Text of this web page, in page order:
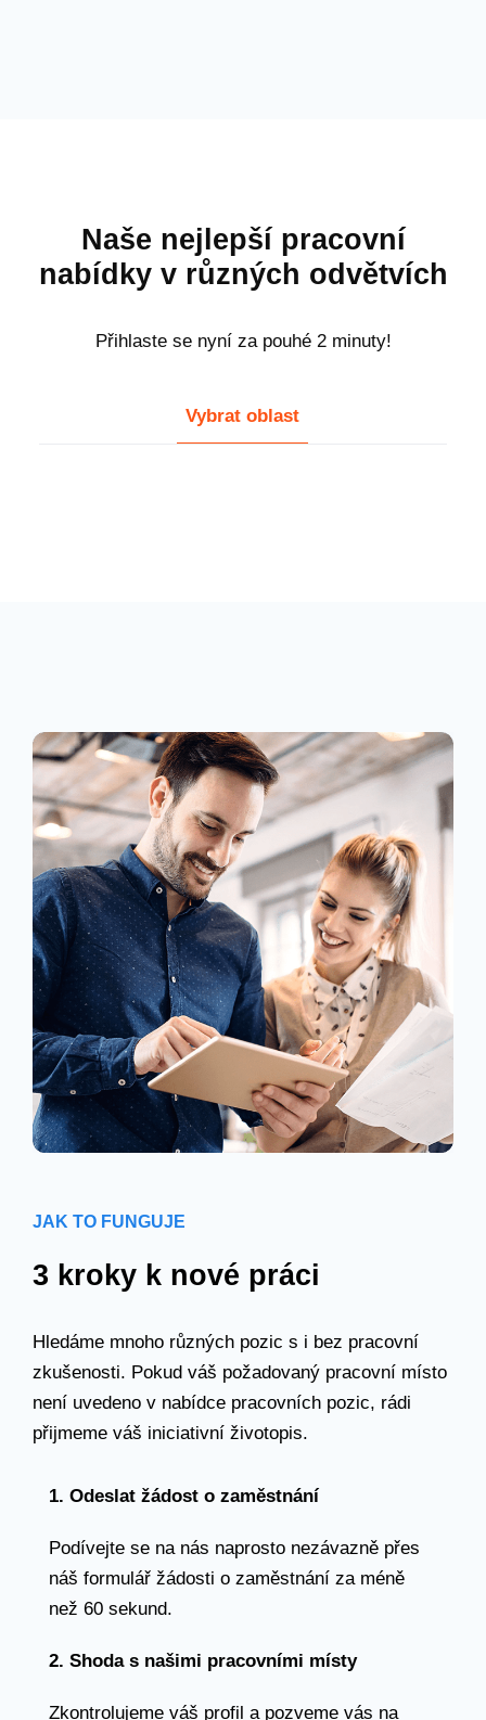
Naše nejlepší pracovní
nabídky v různých odvětvích
Přihlaste se nyní za pouhé 2 minuty!
Vybrat oblast
JAK TO FUNGUJE
3 kroky k nové práci
Hledáme mnoho různých pozic s i bez pracovní
zkušenosti. Pokud váš požadovaný pracovní místo
není uvedeno v nabídce pracovních pozic, rádi
přijmeme váš iniciativní životopis.
1. Odeslat žádost o zaměstnání
Podívejte se na nás naprosto nezávazně přes
náš formulář žádosti o zaměstnání za méně
než 60 sekund.
2. Shoda s našimi pracovními místy
Zkontrolujeme váš profil a pozveme vás na